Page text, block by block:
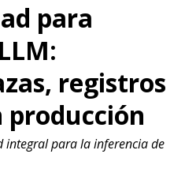
para
registros
producción
integral para la inferencia de